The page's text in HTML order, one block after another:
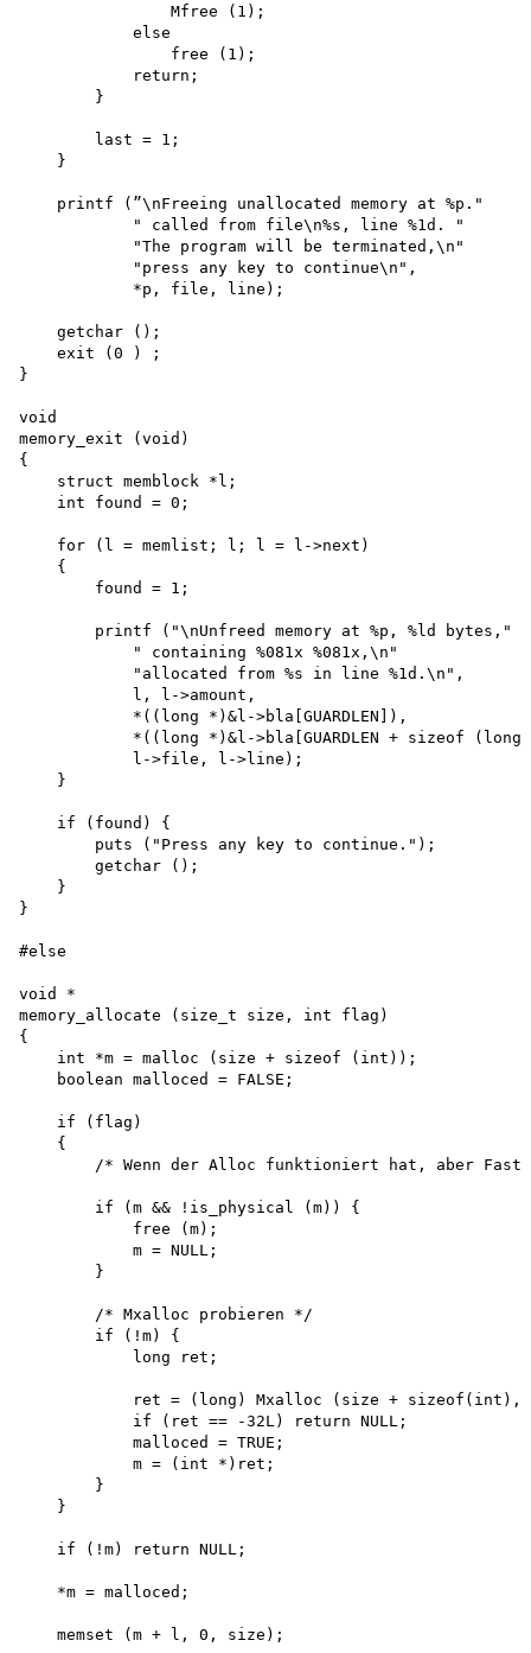
                Mfree (1);
            else
                free (1);
            return;
        }
        last = 1;
    }
    printf (”\nFreeing unallocated memory at %p."
            " called from file\n%s, line %1d. "
            "The program will be terminated,\n"
            "press any key to continue\n",
            *p, file, line);
    getchar ();
    exit (0 ) ;
}
void
memory_exit (void)
{
    struct memblock *l;
    int found = 0;
    for (l = memlist; l; l = l->next)
    {
        found = 1;
        printf ("\nUnfreed memory at %p, %ld bytes,"
            " containing %081x %081x,\n"
            "allocated from %s in line %1d.\n",
            l, l->amount,
            *((long *)&l->bla[GUARDLEN]),
*((long *)&l->bla[GUARDLEN + sizeof
            l->file, l->line);
    }
    if (found) {
        puts ("Press any key to continue.");
        getchar ();
    }
}
#else
void *
memory_allocate (size_t size, int flag)
{
    int *m = malloc (size + sizeof (int));
    boolean malloced = FALSE;
    if (flag)
    {
/* Wenn der Alloc funktioniert hat, aber
        if (m && !is_physical (m)) {
            free (m);
            m = NULL;
        }
        /* Mxalloc probieren */
        if (!m) {
            long ret;
ret = (long) Mxalloc (size + sizeof(int),
            if (ret == -32L) return NULL;
            malloced = TRUE;
            m = (int *)ret;
        }
    }
    if (!m) return NULL;
    *m = malloced;
    memset (m + l, 0, size);